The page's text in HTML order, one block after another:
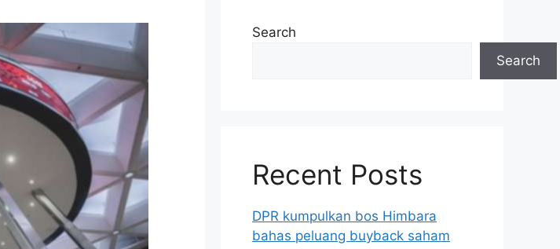
Search
Search
Recent Posts
DPR kumpulkan bos Himbara
bahas peluang buyback saham